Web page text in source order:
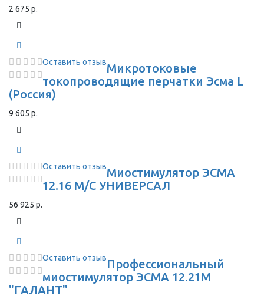
2 675 р.
Оставить отзывМикротоковые
токопроводящие перчатки Эсма L
(Россия)
9 605 р.
Оставить отзывМиостимулятор ЭСМА
12.16 М/С УНИВЕРСАЛ
56 925 р.
Оставить отзывПрофессиональный
миостимулятор ЭСМА 12.21М
"ГАЛАНТ"